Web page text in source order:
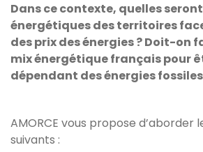
Dans ce contexte, quelles
énergétiques des territoires
des prix des énergies ? Doit-on
mix énergétique français pour
dépendant des énergies
AMORCE vous propose d’aborder
suivants :